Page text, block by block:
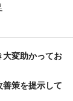
変助かってお
策を提示して